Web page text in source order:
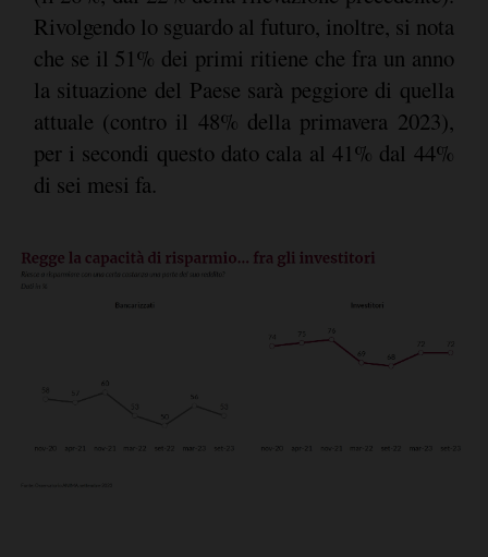
Rivolgendo lo sguardo al futuro, inoltre, si nota
che se il 51% dei primi ritiene che fra un anno
la situazione del Paese sarà peggiore di quella
attuale (contro il 48% della primavera 2023),
per i secondi questo dato cala al 41% dal 44%
di sei mesi fa.